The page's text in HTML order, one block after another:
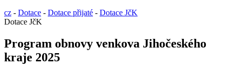
cz - Dotace - Dotace přijaté - Dotace JčK
Dotace JčK
Program obnovy venkova Jihočeského
kraje 2025